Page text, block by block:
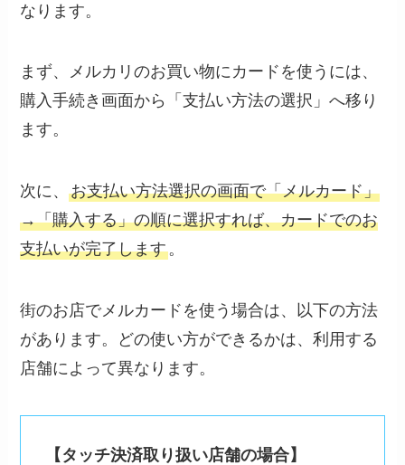
なります。
まず、メルカリのお買い物にカードを使うには、
購入手続き画面から「支払い方法の選択」へ移り
ます。
次に、お支払い方法選択の画面で「メルカード」
→「購入する」の順に選択すれば、カードでのお
支払いが完了します。
街のお店でメルカードを使う場合は、以下の方法
があります。どの使い方ができるかは、利用する
店舗によって異なります。
【タッチ決済取り扱い店舗の場合】